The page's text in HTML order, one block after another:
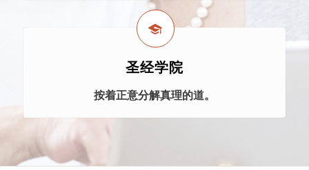
圣经学院
按着正意分解真理的道。